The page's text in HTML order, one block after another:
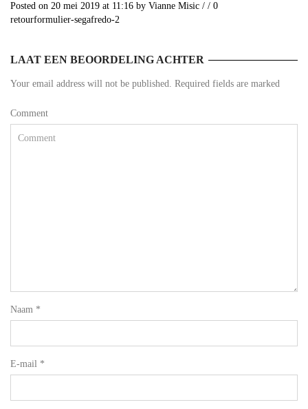
Posted on 20 mei 2019 at 11:16 by Vianne Misic / / 0
retourformulier-segafredo-2
LAAT EEN BEOORDELING ACHTER
Your email address will not be published. Required fields are marked
Comment
Naam *
E-mail *